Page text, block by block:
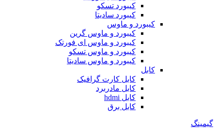
کیبورد تسکو
کیبورد سادیتا
کیبورد و ماوس
کیبورد و ماوس گرین
کیبورد و ماوس ای فورتک
کیبورد و ماوس تسکو
کیبورد و ماوس سادیتا
کابل
کابل کارت گرافیک
کابل مادربرد
کابل hdmi
کابل برق
گیمینگ